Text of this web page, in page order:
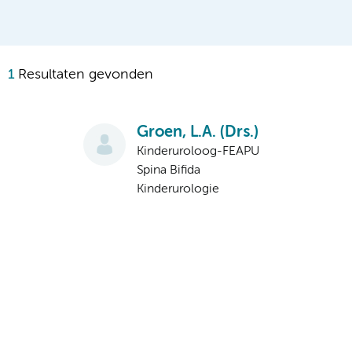
1Resultaten gevonden
Groen, L.A. (Drs.)
Kinderuroloog-FEAPU
Spina Bifida
Kinderurologie